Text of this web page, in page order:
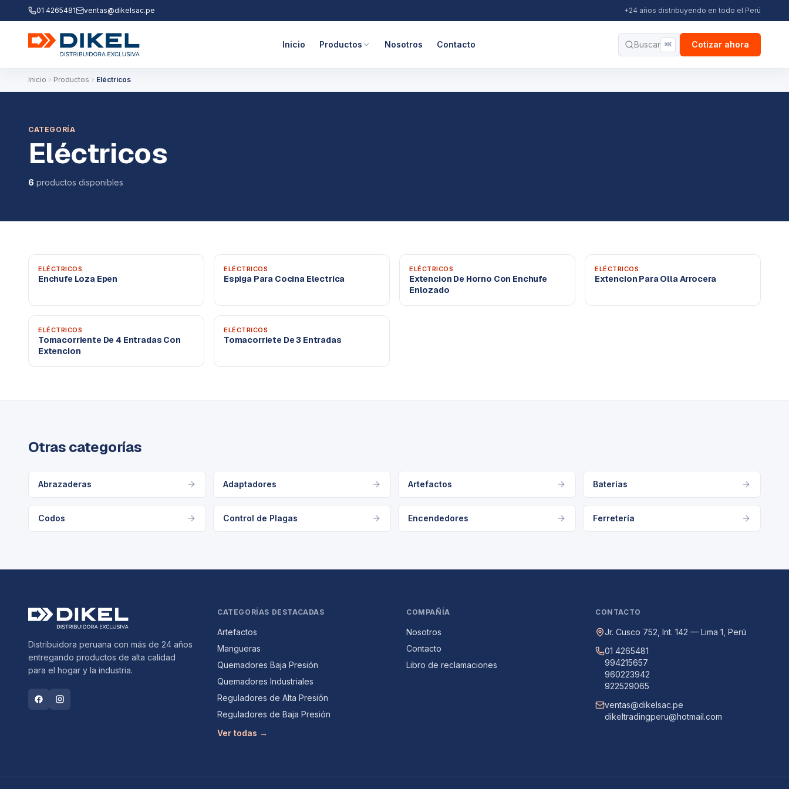
01 4265481 ventas@dikelsac.pe +24 años distribuyendo en todo el Perú
Inicio Productos Nosotros Contacto Buscar ⌘K Cotizar ahora
Inicio Productos Eléctricos
CATEGORÍA
Eléctricos
6 productos disponibles
ELÉCTRICOS
Enchufe Loza Epen
ELÉCTRICOS
Espiga Para Cocina Electrica
ELÉCTRICOS
Extencion De Horno Con Enchufe
Enlozado
ELÉCTRICOS
Extencion Para Olla Arrocera
ELÉCTRICOS
Tomacorriente De 4 Entradas Con
Extencion
ELÉCTRICOS
Tomacorriete De 3 Entradas
Otras categorías
Abrazaderas Adaptadores Artefactos Baterías
Codos Control de Plagas Encendedores Ferretería
Distribuidora peruana con más de 24 años
entregando productos de alta calidad
para el hogar y la industria.
CATEGORÍAS DESTACADAS
Artefactos
Mangueras
Quemadores Baja Presión
Quemadores Industriales
Reguladores de Alta Presión
Reguladores de Baja Presión
Ver todas →
COMPAÑÍA
Nosotros
Contacto
Libro de reclamaciones
CONTACTO
Jr. Cusco 752, Int. 142 — Lima 1, Perú
01 4265481
994215657
960223942
922529065
ventas@dikelsac.pe
dikeltradingperu@hotmail.com